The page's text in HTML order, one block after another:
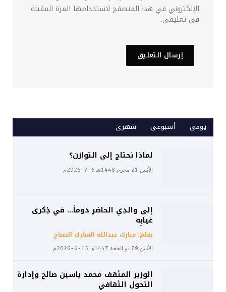
الإلكتروني في هذا المتصفح لاستخدامها المرة المقبلة
في تعليقي.
يومي أسبوعى شهرى
لماذا نحتاج إلى التوازن؟
الأثنين 21 محرم 1448هـ 6-7-2026م
إلى والدِي الحاضرِ دوماً… في ذِكرى
غيابِه
بقلم: مبارك عبدالله المبارك الصباح
الأثنين 29 ذو الحجة 1447هـ 15-6-2026م
الوزير المثقف محمد ياسين صالح وإدارة
التحول الثقافي